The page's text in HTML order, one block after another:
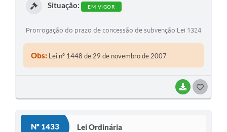
BAIXAR
Situação: EM VIGOR
Prorrogação do prazo de concessão de subvenção Lei 1324
Obs: Lei nº 1448 de 29 de novembro de 2007
Nº 1433 Lei Ordinária